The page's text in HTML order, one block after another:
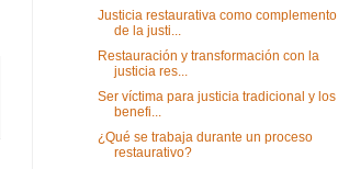
Justicia restaurativa como complemento
de la justi...
Restauración y transformación con la
justicia res...
Ser víctima para justicia tradicional y los
benefi...
¿Qué se trabaja durante un proceso
restaurativo?